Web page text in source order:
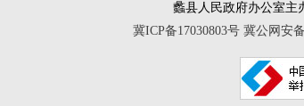
蠡县人民政府办公室
冀ICP备17030803号 冀公网安